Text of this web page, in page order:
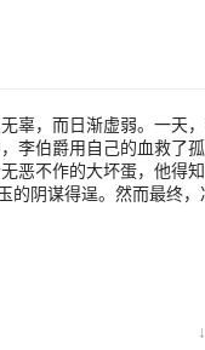
辜，而日渐虚弱。一天
李伯爵用自己的血救了
不作的大坏蛋，他得
的阴谋得逞。然而最终